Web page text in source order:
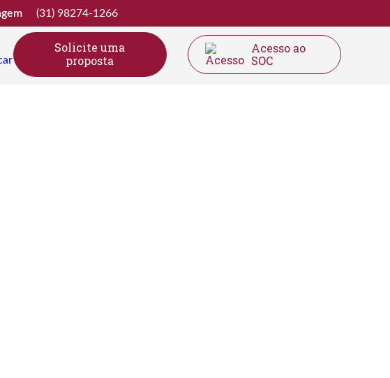
(31) 98274-1266
Solicite uma
proposta
Acesso ao
SOC